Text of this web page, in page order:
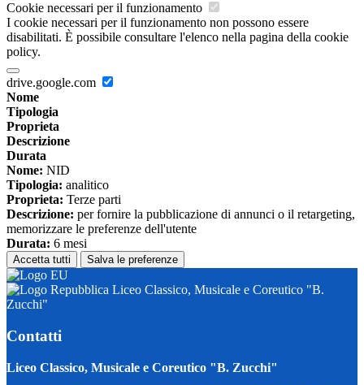
Cookie necessari per il funzionamento
I cookie necessari per il funzionamento non possono essere
disabilitati. È possibile consultare l'elenco nella pagina della cookie
policy.
drive.google.com
Nome
Tipologia
Proprieta
Descrizione
Durata
Nome: NID
Tipologia: analitico
Proprieta: Terze parti
Descrizione: per fornire la pubblicazione di annunci o il retargeting,
memorizzare le preferenze dell'utente
Durata: 6 mesi
Accetta tutti Salva le preferenze
Liceo Classico, Musicale e Coreutico "B.
Zucchi"
Contatti
Liceo Classico, Musicale e Coreutico "B. Zucchi"